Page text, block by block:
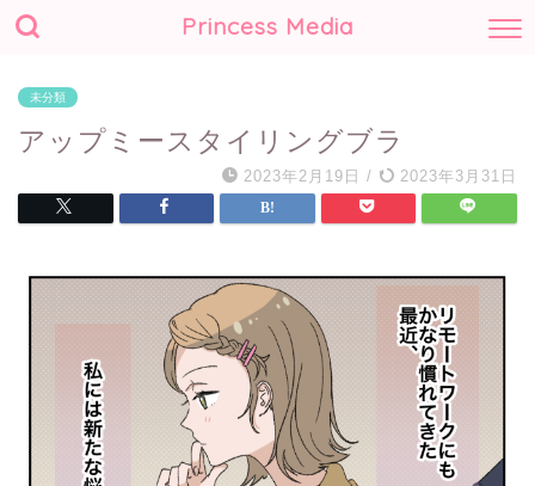
Princess Media
未分類
アップミースタイリングブラ
2023年2月19日 / 2023年3月31日